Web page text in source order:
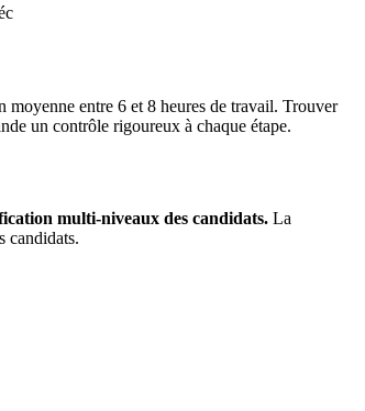
moyenne entre 6 et 8 heures de travail. Trouver
un contrôle rigoureux à chaque étape.
multi-niveaux des candidats. La
candidats.